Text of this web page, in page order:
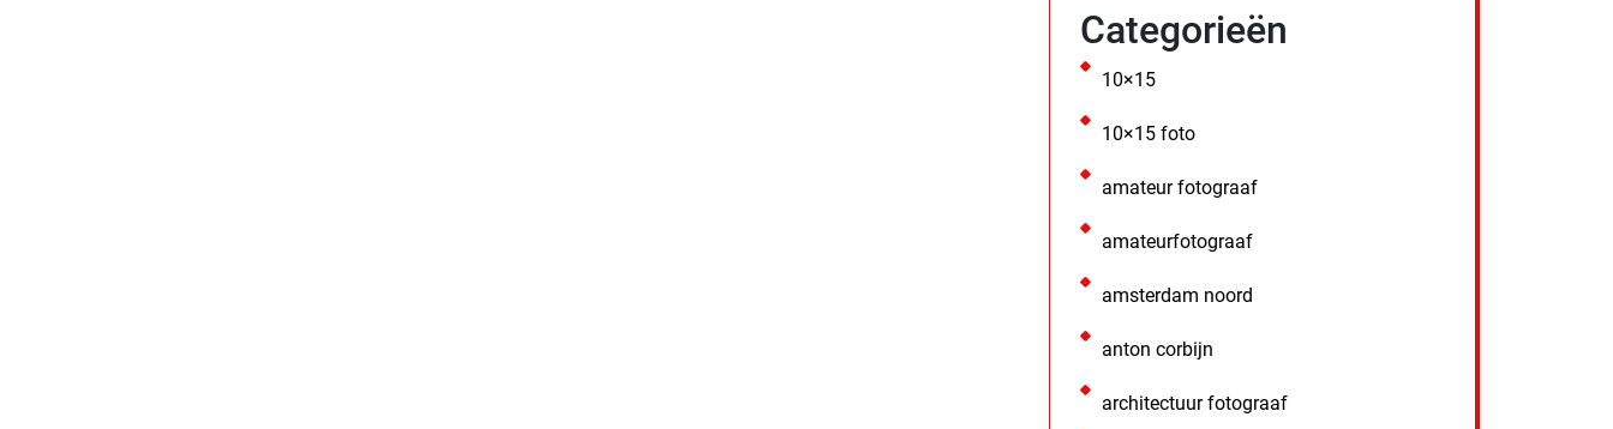
Categorieën
10×15
10×15 foto
amateur fotograaf
amateurfotograaf
amsterdam noord
anton corbijn
architectuur fotograaf